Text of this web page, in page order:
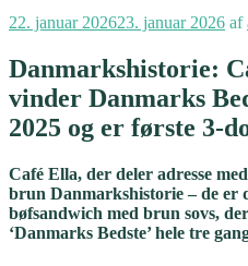
Udgivet
22. januar 202623. januar 2026 af
Danmarkshistorie:
vinder Danmarks
2025 og er første 3-
Café Ella, der deler adresse
brun Danmarkshistorie – de er
bøfsandwich med brun sovs,
‘Danmarks Bedste’ hele tre